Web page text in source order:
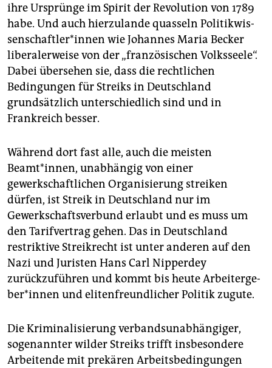
ihre Ursprünge im Spirit der Revolution von 1789
habe. Und auch hierzulande quasseln Po­li­tik­wis­
sen­schaft­le­r*in­nen wie Johannes Maria Becker
liberalerweise von der „französischen Volksseele“.
Dabei übersehen sie, dass die rechtlichen
Bedingungen für Streiks in Deutschland
grundsätzlich unterschiedlich sind und in
Frankreich besser.
Während dort fast alle, auch die meisten
Beamt*innen, unabhängig von einer
gewerkschaftlichen Organisierung streiken
dürfen, ist Streik in Deutschland nur im
Gewerkschaftsverbund erlaubt und es muss um
den Tarifvertrag gehen. Das in Deutschland
restriktive Streikrecht ist unter anderen auf den
Nazi und Juristen Hans Carl Nipperdey
zurückzuführen und kommt bis heute Ar­bei­ter­ge­
be­r*in­nen und elitenfreundlicher Politik zugute.
Die Kriminalisierung verbandsunabhängiger,
sogenannter wilder Streiks trifft insbesondere
Arbeitende mit prekären Arbeitsbedingungen